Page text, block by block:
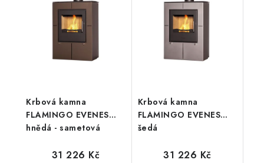
Krbová kamna
FLAMINGO EVENES
hnědá - sametová
31 226 Kč
Krbová kamna
FLAMINGO EVENES
šedá
31 226 Kč